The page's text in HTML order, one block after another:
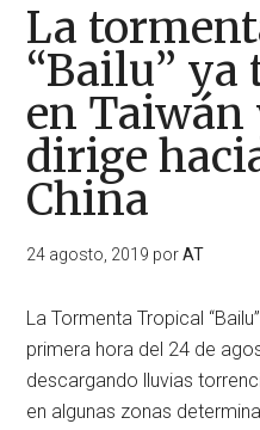
La
“Bailu” ya
en Taiwán
dirige
China
24 agosto, 2019 porAT
La Tormenta Tropical
primera hora del 24 de
descargando lluvias
en algunas zonas